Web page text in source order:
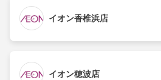
イオン香椎浜店
イオン穂波店